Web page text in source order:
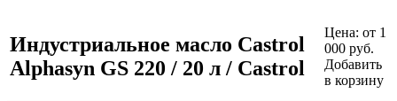
Индустриальное масло Castrol
Alphasyn GS 220 / 20 л / Castrol
Цена: от 1
000 руб.
Добавить
в корзину